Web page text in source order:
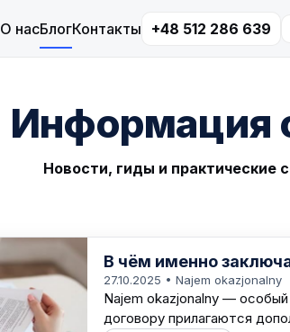
О насБлогКонтакты +48 512 286 639
Информация
Новости, гиды и практические
В чём именно
27.10.2025 • Najem okazjonalny
Najem okazjonalny —
договору прилагаются